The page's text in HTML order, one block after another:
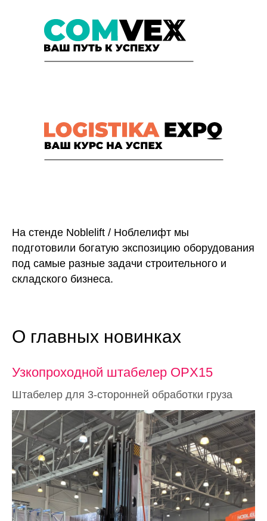
На стенде Noblelift / Ноблелифт мы
подготовили богатую экспозицию оборудования
под самые разные задачи строительного и
складского бизнеса.
О главных новинках
Узкопроходной штабелер OPX15
Штабелер для 3-сторонней обработки груза